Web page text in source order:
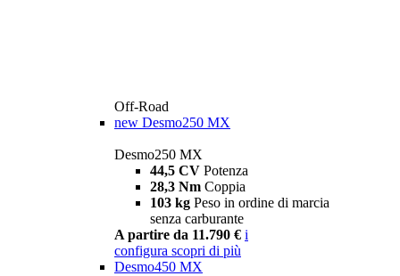
Off-Road
new Desmo250 MX
Desmo250 MX
44,5 CV Potenza
28,3 Nm Coppia
103 kg Peso in ordine di marcia
senza carburante
A partire da 11.790 € i
configura scopri di più
Desmo450 MX